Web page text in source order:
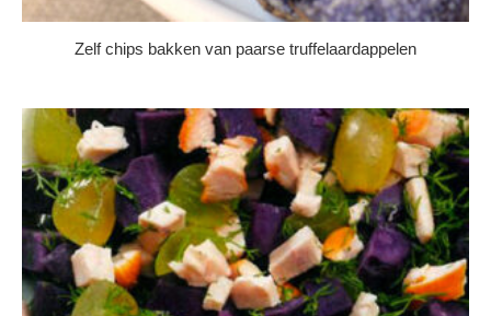
Zelf chips bakken van paarse truffelaardappelen